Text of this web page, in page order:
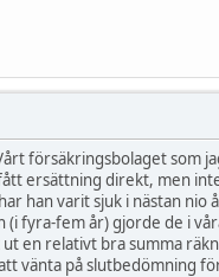
försäkringsbolaget som
ersättning direkt, men
han varit sjuk i nästan
fyra-fem år) gjorde de i
en relativt bra summa
vänta på slutbedömning